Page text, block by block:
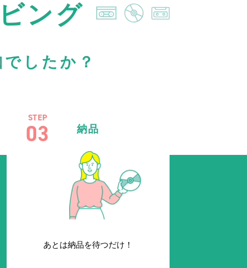
ング
したか？
STEP
03 納品
あとは納品を待つだけ！